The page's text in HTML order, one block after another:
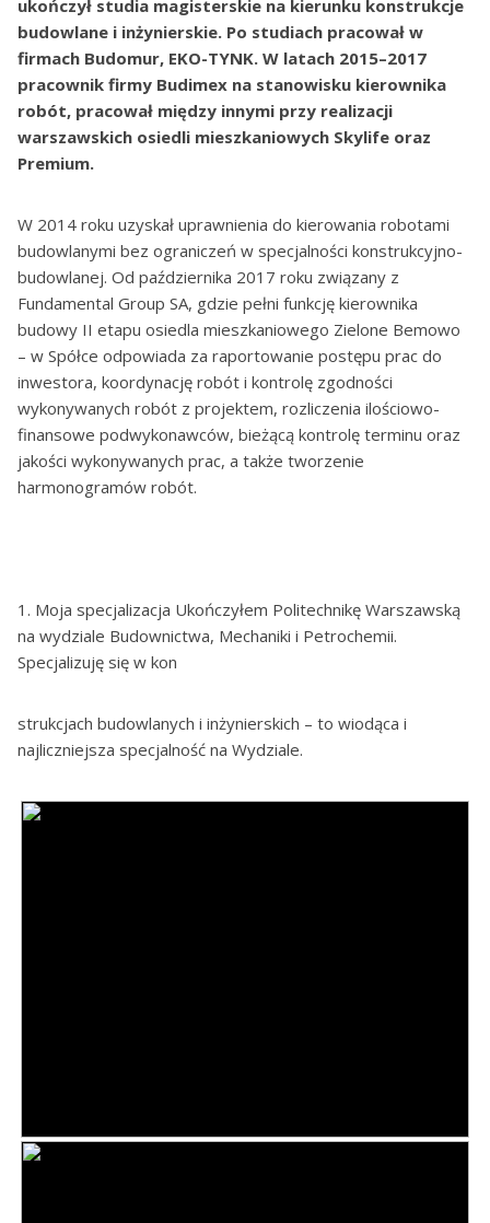
ukończył studia magisterskie na kierunku konstrukcje
budowlane i inżynierskie. Po studiach pracował w
firmach Budomur, EKO-TYNK. W latach 2015–2017
pracownik firmy Budimex na stanowisku kierownika
robót, pracował między innymi przy realizacji
warszawskich osiedli mieszkaniowych Skylife oraz
Premium.
W 2014 roku uzyskał uprawnienia do kierowania robotami
budowlanymi bez ograniczeń w specjalności konstrukcyjno-
budowlanej. Od października 2017 roku związany z
Fundamental Group SA, gdzie pełni funkcję kierownika
budowy II etapu osiedla mieszkaniowego Zielone Bemowo
– w Spółce odpowiada za raportowanie postępu prac do
inwestora, koordynację robót i kontrolę zgodności
wykonywanych robót z projektem, rozliczenia ilościowo-
finansowe podwykonawców, bieżącą kontrolę terminu oraz
jakości wykonywanych prac, a także tworzenie
harmonogramów robót.
1. Moja specjalizacja Ukończyłem Politechnikę Warszawską
na wydziale Budownictwa, Mechaniki i Petrochemii.
Specjalizuję się w kon
strukcjach budowlanych i inżynierskich – to wiodąca i
najliczniejsza specjalność na Wydziale.